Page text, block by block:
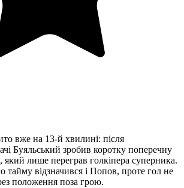
вже на 13-й хвилині: після
Буяльський зробив коротку поперечну
який лише переграв голкіпера суперника.
тайму відзначився і Попов, проте гол не
положення поза грою.